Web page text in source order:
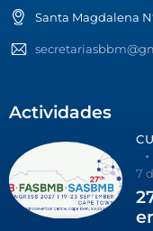
Santa Magdalena
Actividades
7